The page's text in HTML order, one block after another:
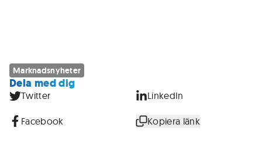
Marknadsnyheter
Dela med dig
Twitter LinkedIn
Facebook Kopiera länk